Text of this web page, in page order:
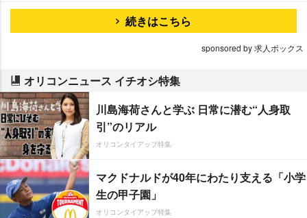
続きはこちら
sponsored by 求人ボックス
オリコンニュース イチオシ特集
川島海荷さんと学ぶ 日常に潜む“人身取
引”のリアル
オリコンタイアップ特集
マクドナルドが40年にわたり支える「小学
生の甲子園」
オリコンタイアップ特集